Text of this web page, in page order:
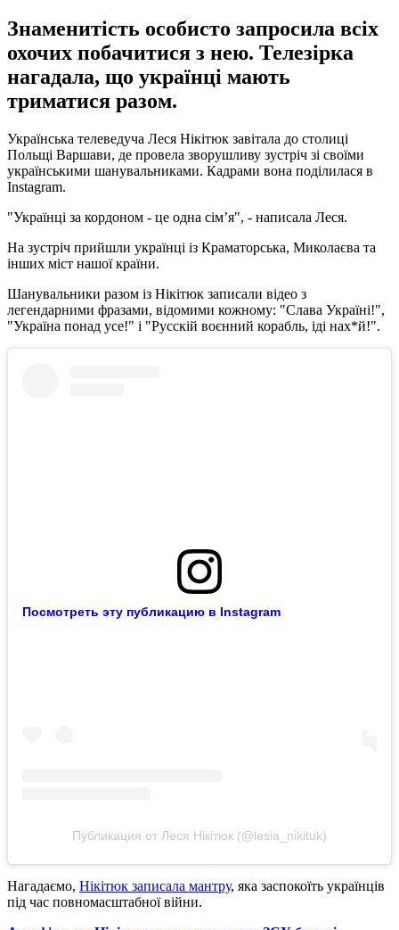
Знаменитість особисто запросила всіх
охочих побачитися з нею. Телезірка
нагадала, що українці мають
триматися разом.
Українська телеведуча Леся Нікітюк завітала до столиці
Польщі Варшави, де провела зворушливу зустріч зі своїми
українськими шанувальниками. Кадрами вона поділилася в
Instagram.
"Українці за кордоном - це одна сім’я", - написала Леся.
На зустріч прийшли українці із Краматорська, Миколаєва та
інших міст нашої країни.
Шанувальники разом із Нікітюк записали відео з
легендарними фразами, відомими кожному: "Слава Україні!",
"Україна понад усе!" і "Русскій воєнний корабль, іді нах*й!".
Посмотреть эту публикацию в Instagram
Публикация от Леся Нікітюк (@lesia_nikituk)
Нагадаємо, Нікітюк записала мантру, яка заспокоїть українців
під час повномасштабної війни.